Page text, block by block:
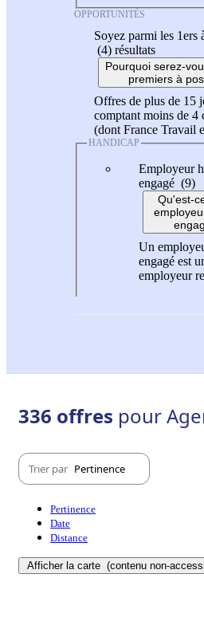
OPPORTUNITÉS
Soyez parmi les 1ers
(4) résultats
Pourquoi serez-
premiers à
Offres de plus de 15
comptant moins de 4
(dont France Travail
HANDICAP
Employeur
engagé (9)
Qu'est-
Un
engagé est
employeur
336 offres pour
Trier par Pertinence
Pertinence
Date
Distance
Afficher la carte (contenu non-